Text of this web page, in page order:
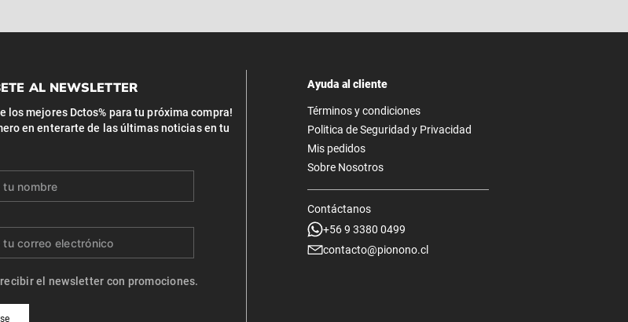
AL NEWSLETTER
los mejores Dctos% para tu próxima compra!
en enterarte de las últimas noticias en tu
el newsletter con promociones.
Ayuda al cliente
Términos y condiciones
Politica de Seguridad y Privacidad
Mis pedidos
Sobre Nosotros
Contáctanos
+56 9 3380 0499
contacto@pionono.cl